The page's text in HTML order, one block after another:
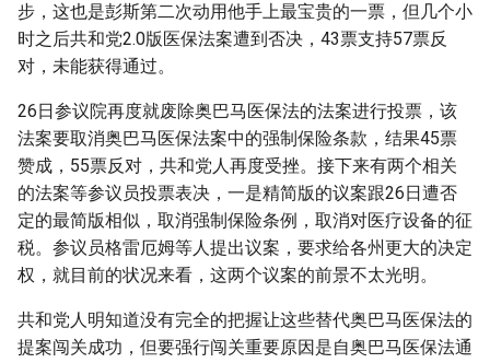
步，这也是彭斯第二次动用他手上最宝贵的一票，但几个小
时之后共和党2.0版医保法案遭到否决，43票支持57票反
对，未能获得通过。
26日参议院再度就废除奥巴马医保法的法案进行投票，该
法案要取消奥巴马医保法案中的强制保险条款，结果45票
赞成，55票反对，共和党人再度受挫。接下来有两个相关
的法案等参议员投票表决，一是精简版的议案跟26日遭否
定的最简版相似，取消强制保险条例，取消对医疗设备的征
税。参议员格雷厄姆等人提出议案，要求给各州更大的决定
权，就目前的状况来看，这两个议案的前景不太光明。
共和党人明知道没有完全的把握让这些替代奥巴马医保法的
提案闯关成功，但要强行闯关重要原因是自奥巴马医保法通